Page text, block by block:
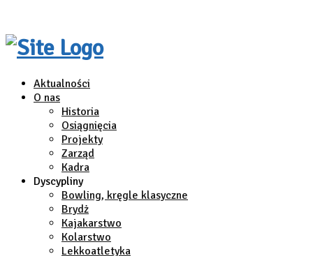
Aktualności
O nas
Historia
Osiągnięcia
Projekty
Zarząd
Kadra
Dyscypliny
Bowling, kręgle klasyczne
Brydż
Kajakarstwo
Kolarstwo
Lekkoatletyka